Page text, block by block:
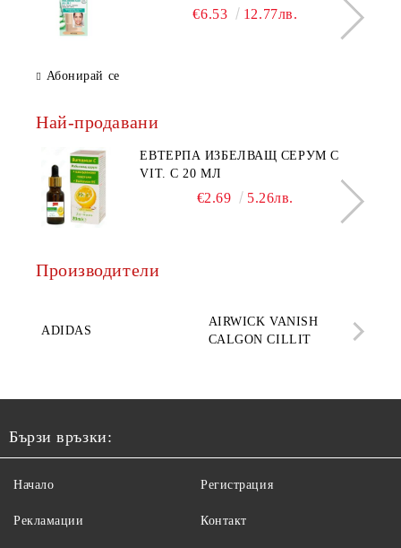
дневен крем за лице среден нюанс за
€6.53 12.77лв.
Абонирай се
Най-продавани
ЕВТЕРПА ИЗБЕЛВАЩ СЕРУМ С
VIT. C 20 МЛ
€2.69 5.26лв.
Производители
ADIDAS
AIRWICK VANISH
CALGON CILLIT
Бързи връзки:
Начало
Рекламации
Регистрация
Контакт